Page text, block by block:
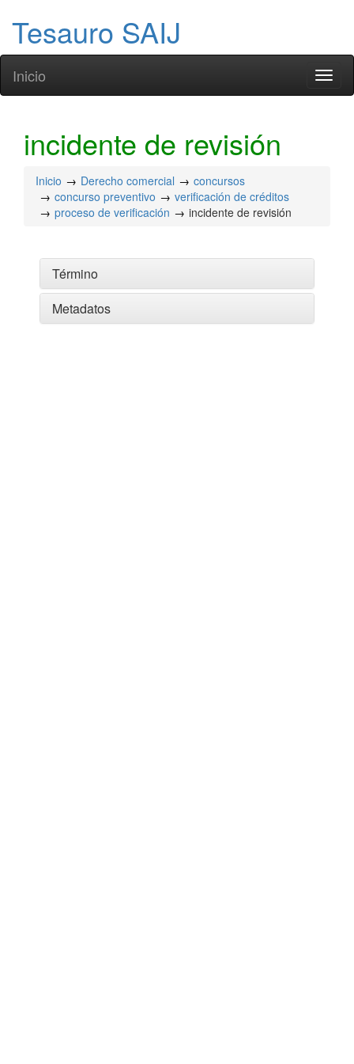
Tesauro SAIJ
Inicio
incidente de revisión
Inicio Derecho comercial
concursos
concurso preventivo
verificación de créditos
proceso de verificación
incidente de revisión
Término
Metadatos